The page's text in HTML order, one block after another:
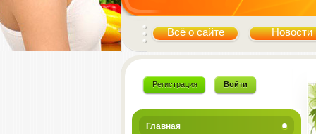
Всё о сайте Новости
Регистрация Войти
Главная